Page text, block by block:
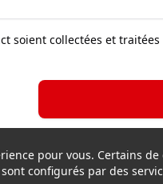
soient collectées et
pour vous. Certains
configurés par des